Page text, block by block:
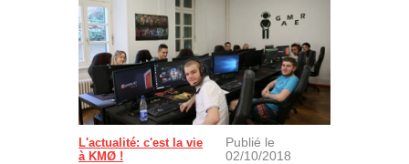
Power House Gaming, Mulhouse
L'actualité: c'est la vie
à KMØ !
Publié le
02/10/2018